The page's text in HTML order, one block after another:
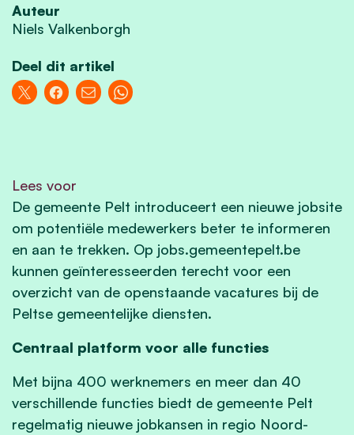
Auteur
Niels Valkenborgh
Deel dit artikel
Lees voor
De gemeente Pelt introduceert een nieuwe jobsite
om potentiële medewerkers beter te informeren
en aan te trekken. Op jobs.gemeentepelt.be
kunnen geïnteresseerden terecht voor een
overzicht van de openstaande vacatures bij de
Peltse gemeentelijke diensten.
Centraal platform voor alle functies
Met bijna 400 werknemers en meer dan 40
verschillende functies biedt de gemeente Pelt
regelmatig nieuwe jobkansen in regio Noord-